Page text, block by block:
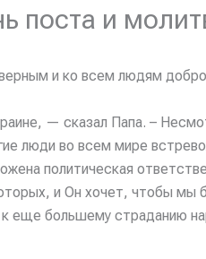
поста и
и ко всем людям
— сказал Папа. –
люди во всем мире
политическая
и Он хочет, чтобы мы
большему страданию